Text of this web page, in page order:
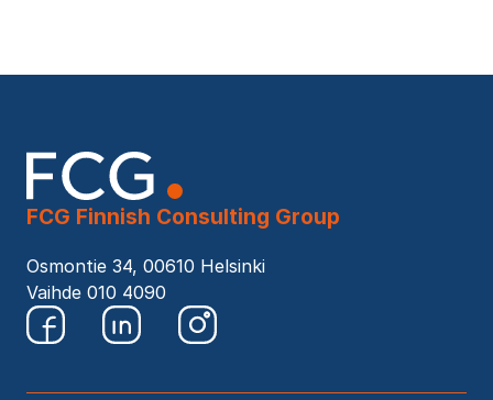
FCG Finnish Consulting Group
Osmontie 34, 00610 Helsinki
Vaihde 010 4090